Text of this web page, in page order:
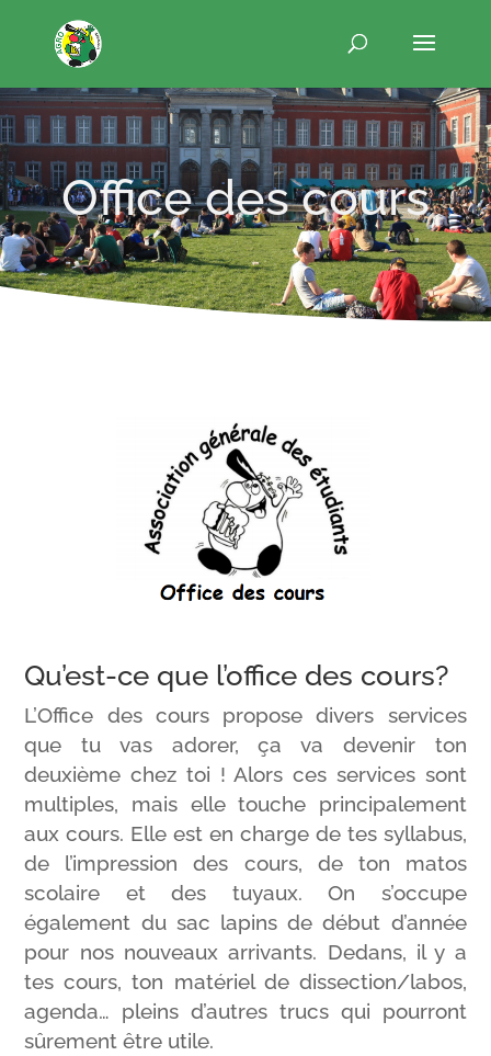
Office des cours
Qu’est-ce que l’office des cours?
L’Office des cours propose divers services
que tu vas adorer, ça va devenir ton
deuxième chez toi ! Alors ces services sont
multiples, mais elle touche principalement
aux cours. Elle est en charge de tes syllabus,
de l’impression des cours, de ton matos
scolaire et des tuyaux. On s’occupe
également du sac lapins de début d’année
pour nos nouveaux arrivants. Dedans, il y a
tes cours, ton matériel de dissection/labos,
agenda… pleins d’autres trucs qui pourront
sûrement être utile.